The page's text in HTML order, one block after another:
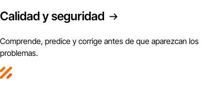
Calidad y seguridad
Comprende, predice y corrige antes de que aparezcan los
problemas.